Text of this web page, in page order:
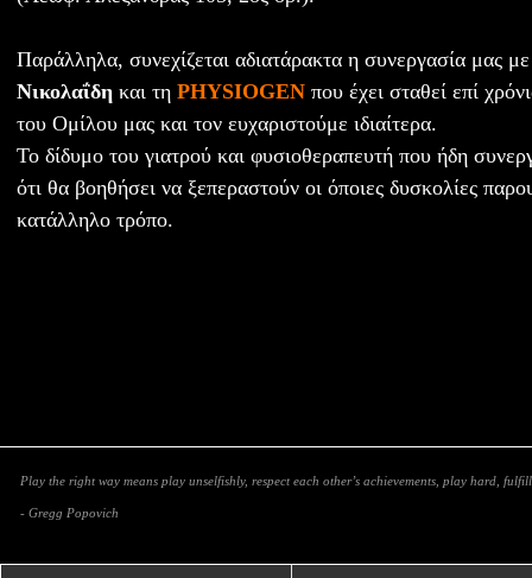
Παράλληλα, συνεχίζεται αδιατάρακτα η συνεργασία μας
Νικολαΐδη και τη PHYSIOGEN που έχει σταθεί επί
του Ομίλου μας και τον ευχαριστούμε ιδιαίτερα.
Το δίδυμο του γιατρού και φυσιοθεραπευτή που ήδη
ότι θα βοηθήσει να ξεπεραστούν οι όποιες δυσκολίες
κατάλληλο τρόπο.
Play the right way means play unselfishly, respect each other’s achievements, play hard,
- Gregg Popovich